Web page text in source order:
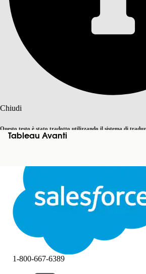
Chiudi
Questo testo è stato tradotto utilizzando il sistema di
Ulteriori dettagli sono disponibili
Chiudi Chiudi
Tableau Avanti
1-800-667-6389